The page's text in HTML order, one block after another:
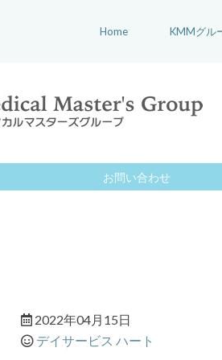
Home KMMグル
お問い合わせ
2022年04月15日
デイサービス ハート